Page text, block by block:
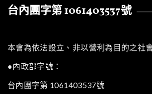
台內團字第 1061403537號
本會為依法設立、非以營利為目的之社
●內政部字號：
台內團字第 1061403537號